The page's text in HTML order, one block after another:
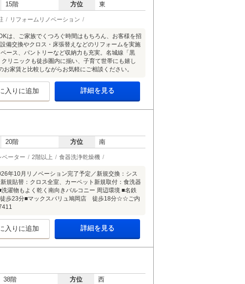
15階 方位 東
リフォームリノベーション
は、ご家族でくつろぐ時間はもちろん、お客様を招
備交換やクロス・床張替えなどのリフォームを実施
ース、パントリーなど収納力も充実。名城線「黒
リニックも徒歩圏内に揃い、子育て世帯にも嬉し
家賃と比較しながらお気軽にご相談ください。
入りに追加 詳細を見る
20階 方位 南
ベーター 2階以上 食器洗浄乾燥機
年10月リノベーション完了予定／新規交換：シス
規貼替：クロス全室、カーペット新規取付：食洗器
濯物もよく乾く南向きバルコニー 周辺環境 ■名鉄
歩23分■マックスバリュ鳩岡店 徒歩18分☆☆ご内
入りに追加 詳細を見る
38階 方位 西